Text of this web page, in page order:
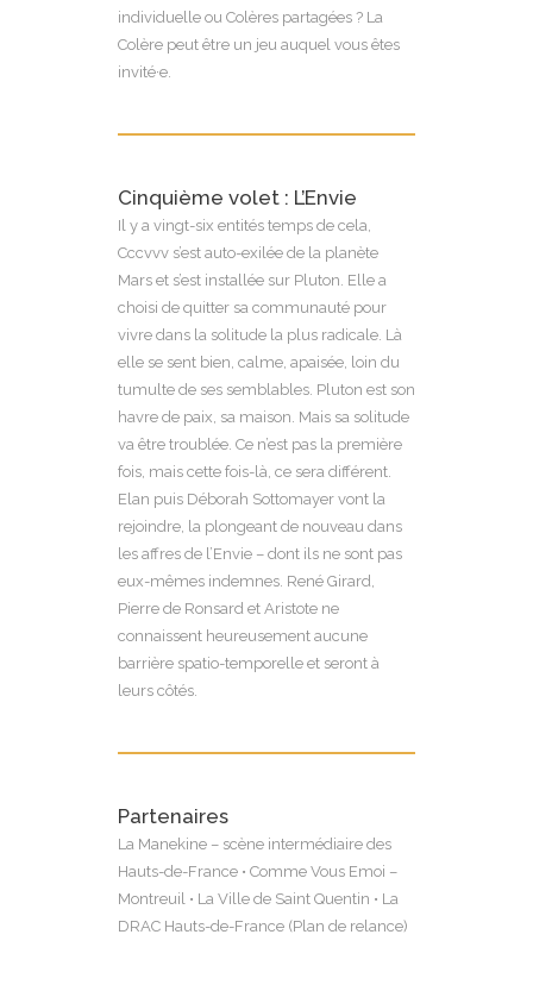
individuelle ou Colères partagées ? La
Colère peut être un jeu auquel vous êtes
invité·e.
Cinquième volet : L’Envie
Il y a vingt-six entités temps de cela,
Cccvvv s’est auto-exilée de la planète
Mars et s’est installée sur Pluton. Elle a
choisi de quitter sa communauté pour
vivre dans la solitude la plus radicale. Là
elle se sent bien, calme, apaisée, loin du
tumulte de ses semblables. Pluton est son
havre de paix, sa maison. Mais sa solitude
va être troublée. Ce n’est pas la première
fois, mais cette fois-là, ce sera différent.
Elan puis Déborah Sottomayer vont la
rejoindre, la plongeant de nouveau dans
les affres de l’Envie – dont ils ne sont pas
eux-mêmes indemnes. René Girard,
Pierre de Ronsard et Aristote ne
connaissent heureusement aucune
barrière spatio-temporelle et seront à
leurs côtés.
Partenaires
La Manekine – scène intermédiaire des
Hauts-de-France • Comme Vous Emoi –
Montreuil • La Ville de Saint Quentin • La
DRAC Hauts-de-France (Plan de relance)